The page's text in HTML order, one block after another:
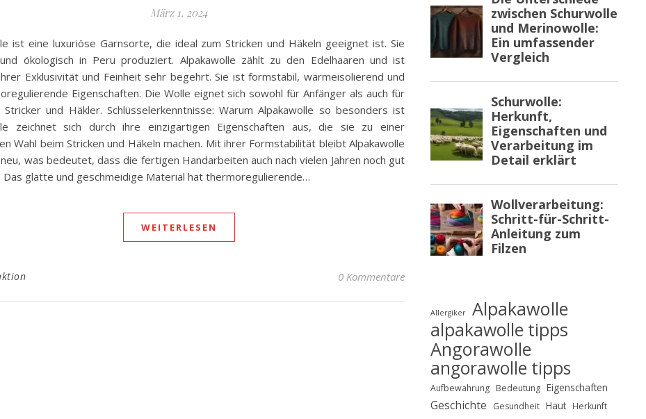
März 1, 2024
ist eine luxuriöse Garnsorte, die ideal zum Stricken und Häkeln geeignet ist. Sie
ökologisch in Peru produziert. Alpakawolle zählt zu den Edelhaaren und ist
Exklusivität und Feinheit sehr begehrt. Sie ist formstabil, wärmeisolierend und
Eigenschaften. Die Wolle eignet sich sowohl für Anfänger als auch für
Stricker und Häkler. Schlüsselerkenntnisse: Warum Alpakawolle so besonders ist
zeichnet sich durch ihre einzigartigen Eigenschaften aus, die sie zu einer
Wahl beim Stricken und Häkeln machen. Mit ihrer Formstabilität bleibt Alpakawolle
was bedeutet, dass die fertigen Handarbeiten auch nach vielen Jahren noch gut
Das glatte und geschmeidige Material hat thermoregulierende…
WEITERLESEN
0 Kommentare
Allergiker
Alpakawolle
alpakawolle tipps
Angorawolle
angorawolle tipps
Aufbewahrung Bedeutung Eigenschaften
Geschichte Gesundheit Haut Herkunft